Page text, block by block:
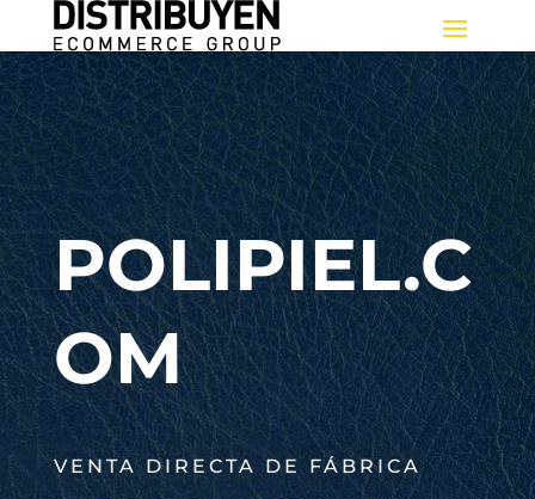
POLIPIEL.C
OM
VENTA DIRECTA DE FÁBRICA